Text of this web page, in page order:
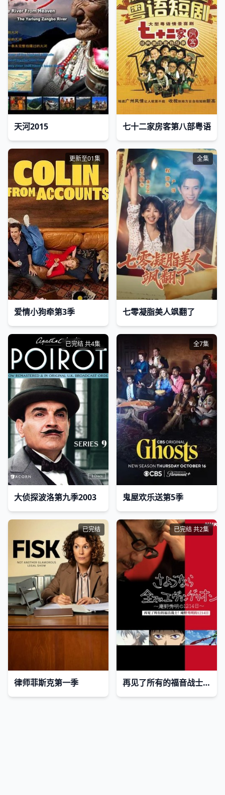
天河2015 七十二家房客第八部粤语
更新至01集
爱情小狗牵第3季
全集
七零凝脂美人飒翻了
已完结 共4集
大侦探波洛第九季2003
全7集
鬼屋欢乐送第5季
已完结
律师菲斯克第一季
已完结 共2集
再见了所有的福音战士！庵野秀明的1214日